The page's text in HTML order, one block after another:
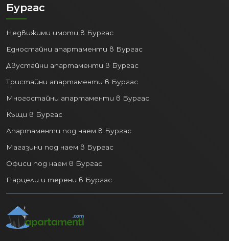
Бургас
Недвижими имоти в Бургас
Едностайни апартаменти в Бургас
Двустайни апартаменти в Бургас
Тристайни апартаменти в Бургас
Многостайни апартаменти в Бургас
Къщи в Бургас
Апартаменти под наем в Бургас
Магазини под наем в Бургас
Офиси под наем в Бургас
Парцели и терени в Бургас